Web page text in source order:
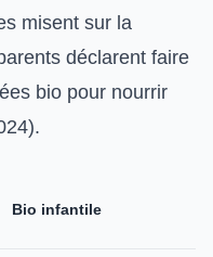
misent sur la
déclarent faire
bio pour nourrir
Bio infantile